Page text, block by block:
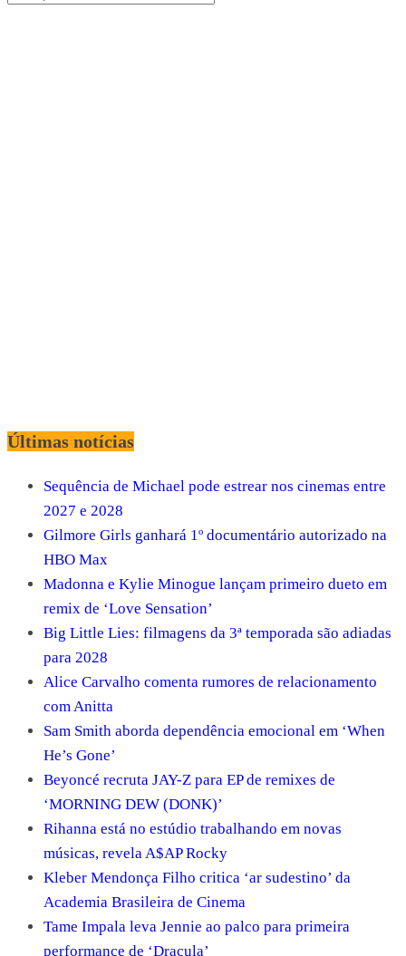
Últimas notícias
Sequência de Michael pode estrear nos cinemas entre
2027 e 2028
Gilmore Girls ganhará 1º documentário autorizado na
HBO Max
Madonna e Kylie Minogue lançam primeiro dueto em
remix de ‘Love Sensation’
Big Little Lies: filmagens da 3ª temporada são adiadas
para 2028
Alice Carvalho comenta rumores de relacionamento
com Anitta
Sam Smith aborda dependência emocional em ‘When
He’s Gone’
Beyoncé recruta JAY-Z para EP de remixes de
‘MORNING DEW (DONK)’
Rihanna está no estúdio trabalhando em novas
músicas, revela A$AP Rocky
Kleber Mendonça Filho critica ‘ar sudestino’ da
Academia Brasileira de Cinema
Tame Impala leva Jennie ao palco para primeira
performance de ‘Dracula’